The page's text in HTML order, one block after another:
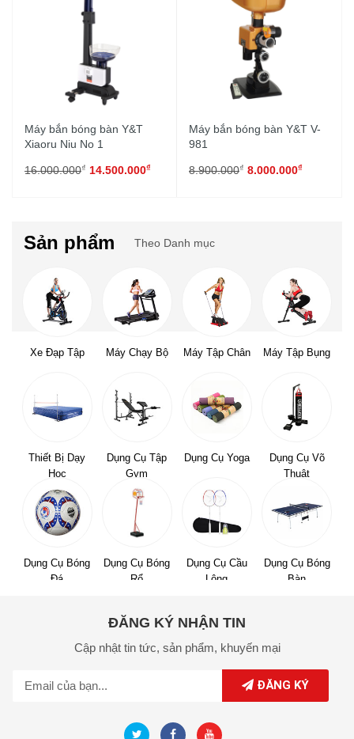
Máy bắn bóng bàn Y&T
Xiaoru Niu No 1
16.000.000₫ 14.500.000₫
Máy bắn bóng bàn Y&T V-
981
8.900.000₫ 8.000.000₫
Sản phẩm Theo Danh mục
Xe Đạp Tập Máy Chạy Bộ Máy Tập Chân Máy Tập Bụng
Thiết Bị Dạy
Học
Dụng Cụ Tập
Gym
Dụng Cụ Yoga
Dụng Cụ Võ
Thuật
Dụng Cụ Bóng
Đá
Dụng Cụ Bóng
Rổ
Dụng Cụ Cầu
Lông
Dụng Cụ Bóng
Bàn
ĐĂNG KÝ NHẬN TIN
Cập nhật tin tức, sản phẩm, khuyến mại
ĐĂNG KÝ